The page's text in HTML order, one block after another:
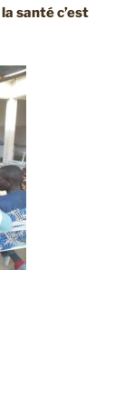
la santé c’est